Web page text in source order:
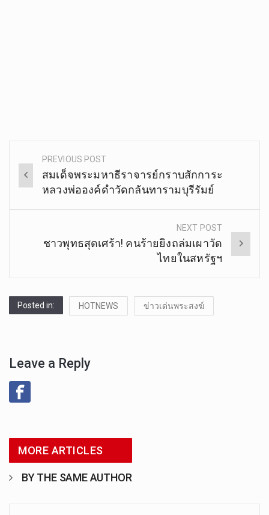
Post
navigation
PREVIOUS POST
สมเด็จพระมหาธีราจารย์กราบสักการะ
หลวงพ่อองค์ดำวัดกลันทารามบุรีรัมย์
NEXT POST
ชาวพุทธสุดเศร้า! คนร้ายยิงถล่มเผาวัด
ไทยในสหรัฐฯ
Posted in: HOTNEWS ข่าวเด่นพระสงฆ์
Leave a Reply
MORE ARTICLES
BY THE SAME AUTHOR